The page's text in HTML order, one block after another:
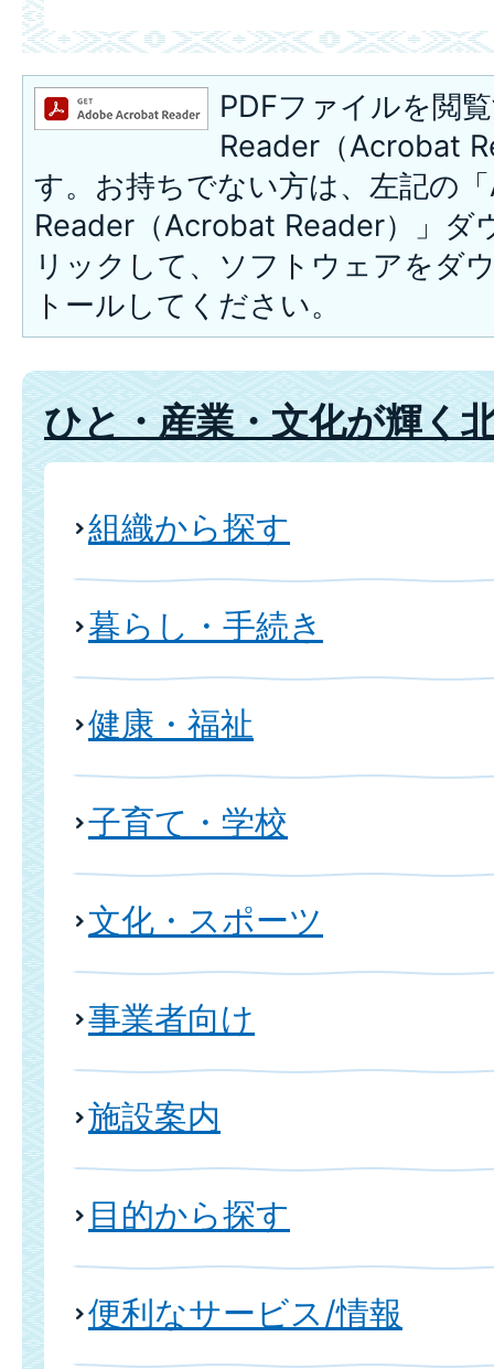
PDFファイルを閲
Reader（Acrobat
す。お持ちでない方は、左記の
Reader（Acrobat Reader）」ダ
リックして、ソフトウェアをダ
トールしてください。
ひと・産業・文化が輝く
組織から探す
暮らし・手続き
健康・福祉
子育て・学校
文化・スポーツ
事業者向け
施設案内
目的から探す
便利なサービス/情報